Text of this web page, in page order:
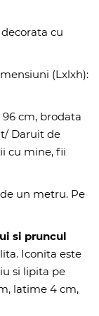
cu
(Lxlxh):
cm, brodata
Daruit de
cu mine, fii
un metru. Pe
si pruncul
Iconita este
si lipita pe
latime 4 cm,